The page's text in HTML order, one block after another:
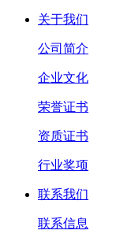
关于我们
公司简介
企业文化
荣誉证书
资质证书
行业奖项
联系我们
联系信息